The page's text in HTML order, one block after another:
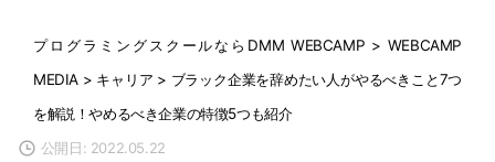
プログラミングスクールならDMM WEBCAMP > WEBCAMP
MEDIA > キャリア > ブラック企業を辞めたい人がやるべきこと7つ
を解説！やめるべき企業の特徴5つも紹介
公開日: 2022.05.22